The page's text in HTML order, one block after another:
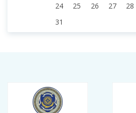
24
25 26 27 28
31